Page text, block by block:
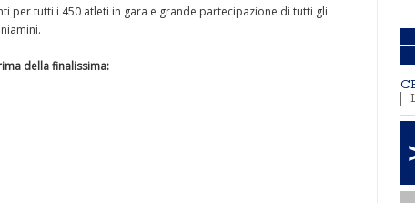
per tutti i 450 atleti in gara e grande partecipazione di tutti gli
della finalissima: